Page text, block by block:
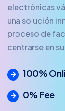
electrónicas
una solución
proceso de
centrarse en
100%
0% Fee